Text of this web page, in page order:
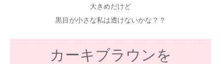
大きめだけど
黒目が小さな私は透けないかな？？
カーキブラウンを